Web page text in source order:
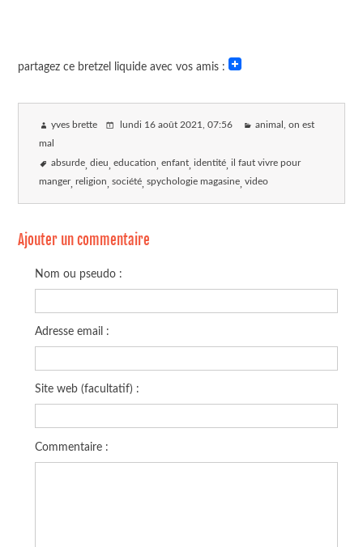
partagez ce bretzel liquide avec vos amis :
yves brette lundi 16 août 2021 , 07:56 animal, on est
mal
absurde dieu education enfant identité il faut vivre pour
manger religion société spychologie magasine video
Ajouter un commentaire
Nom ou pseudo :
Adresse email :
Site web (facultatif) :
Commentaire :